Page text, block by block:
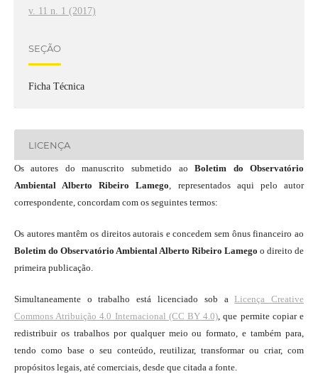
v. 11 n. 1 (2017)
SEÇÃO
Ficha Técnica
LICENÇA
Os autores do manuscrito submetido aoBoletim do Observatório
Ambiental Alberto Ribeiro Lamego, representados aqui pelo autor
correspondente, concordam com os seguintes termos:
Os autores mantêm os direitos autorais e concedem sem ônus financeiro ao
Boletim do Observatório Ambiental Alberto Ribeiro Lamegoo direito de
primeira publicação.
Simultaneamente o trabalho está licenciado sob a Licença Creative
Commons Atribuição 4.0 Internacional (CC BY 4.0), que permite copiar e
redistribuir os trabalhos por qualquer meio ou formato, e também para,
tendo como base o seu conteúdo, reutilizar, transformar ou criar, com
propósitos legais, até comerciais, desde que citada a fonte.